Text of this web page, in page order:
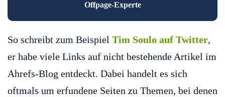
Offpage-Experte
So schreibt zum Beispiel Tim Soulo auf Twitter,
er habe viele Links auf nicht bestehende Artikel im
Ahrefs-Blog entdeckt. Dabei handelt es sich
oftmals um erfundene Seiten zu Themen, bei denen